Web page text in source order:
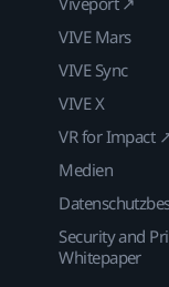
VIVE Mars
VIVE Sync
VIVE X
VR for Impact
Medien
Security and
Whitepaper